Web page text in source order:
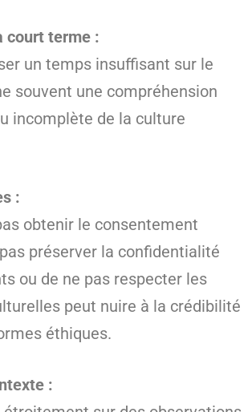
court terme :
un temps insuffisant sur le
souvent une compréhension
incomplète de la culture
:
obtenir le consentement
préserver la confidentialité
ou de ne pas respecter les
peut nuire à la crédibilité
éthiques.
: